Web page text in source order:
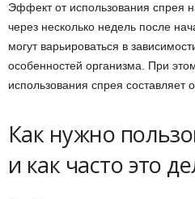
Эффект от использования спрея
через несколько недель после
могут варьироваться в
особенностей организма. При
использования спрея составляет
Как нужно
и как часто это